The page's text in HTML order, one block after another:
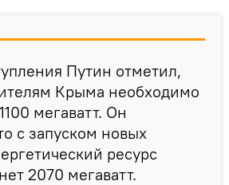
Путин отметил,
Крыма необходимо
мегаватт. Он
с запуском новых
ресурс
2070 мегаватт.